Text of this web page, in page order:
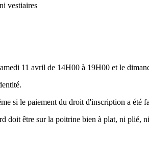
vestiaires
11 avril de 14H00 à 19H00 et le
si le paiement du droit d'inscription a été
doit être sur la poitrine bien à plat, ni plié,